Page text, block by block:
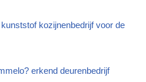
kozijnenbedrijf voor de
erkend deurenbedrijf